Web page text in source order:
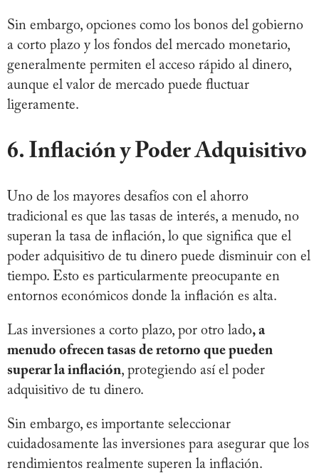
Sin embargo, opciones como los bonos del gobierno
a corto plazo y los fondos del mercado monetario,
generalmente permiten el acceso rápido al dinero,
aunque el valor de mercado puede fluctuar
ligeramente.
6. Inflación y Poder Adquisitivo
Uno de los mayores desafíos con el ahorro
tradicional es que las tasas de interés, a menudo, no
superan la tasa de inflación, lo que significa que el
poder adquisitivo de tu dinero puede disminuir con el
tiempo. Esto es particularmente preocupante en
entornos económicos donde la inflación es alta.
Las inversiones a corto plazo, por otro lado, a
menudo ofrecen tasas de retorno que pueden
superar la inflación, protegiendo así el poder
adquisitivo de tu dinero.
Sin embargo, es importante seleccionar
cuidadosamente las inversiones para asegurar que los
rendimientos realmente superen la inflación.